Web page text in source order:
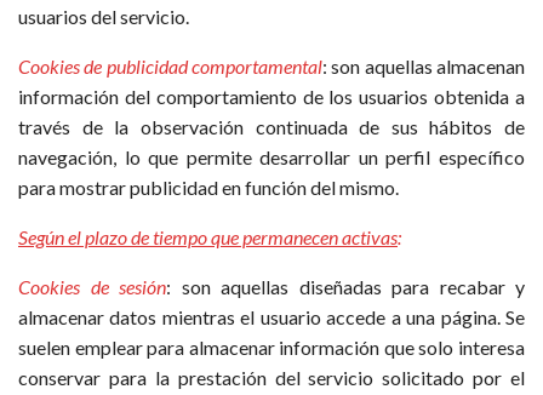
usuarios del servicio.
Cookies de publicidad comportamental: son aquellas almacenan
información del comportamiento de los usuarios obtenida a
través de la observación continuada de sus hábitos de
navegación, lo que permite desarrollar un perfil específico
para mostrar publicidad en función del mismo.
Según el plazo de tiempo que permanecen activas:
Cookies de sesión: son aquellas diseñadas para recabar y
almacenar datos mientras el usuario accede a una página. Se
suelen emplear para almacenar información que solo interesa
conservar para la prestación del servicio solicitado por el